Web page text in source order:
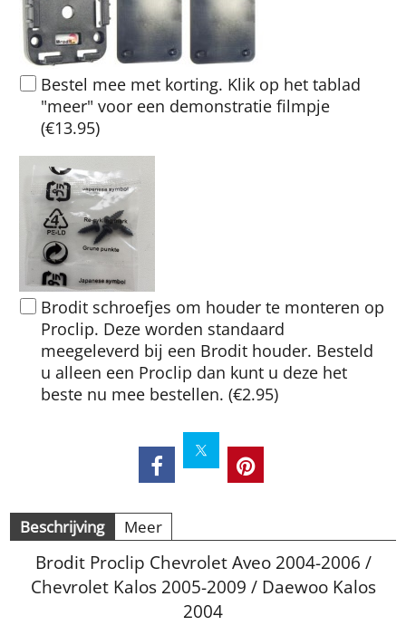
Bestel mee met korting. Klik op het tablad
"meer" voor een demonstratie filmpje
(€13.95)
Brodit schroefjes om houder te monteren op
Proclip. Deze worden standaard
meegeleverd bij een Brodit houder. Besteld
u alleen een Proclip dan kunt u deze het
beste nu mee bestellen. (€2.95)
Beschrijving Meer
Brodit Proclip Chevrolet Aveo 2004-2006 /
Chevrolet Kalos 2005-2009 / Daewoo Kalos
2004